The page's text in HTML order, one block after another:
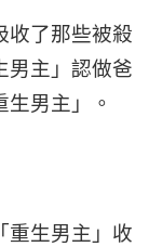
收了那些被殺
男主」認做爸
男主」。
重生男主」收